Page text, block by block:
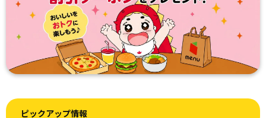
ピックアップ情報